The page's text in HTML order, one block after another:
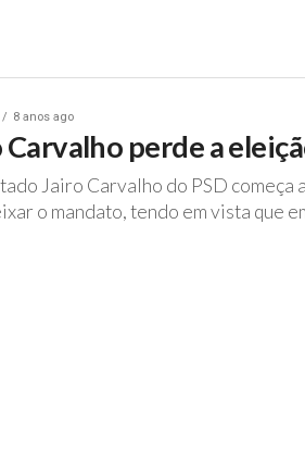
8 anos ago
Carvalho perde a
Jairo Carvalho do PSD começa
o mandato, tendo em vista que